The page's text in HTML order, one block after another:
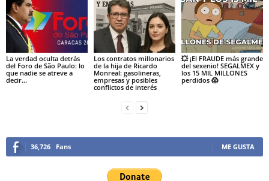
La verdad oculta detrás
del Foro de São Paulo: lo
que nadie se atreve a
decir…
Los contratos millonarios
de la hija de Ricardo
Monreal: gasolineras,
empresas y posibles
conflictos de interés
💥 ¡El FRAUDE más grande
del sexenio! SEGALMEX y
los 15 MIL MILLONES
perdidos 😱
36,726 Fans ME GUSTA